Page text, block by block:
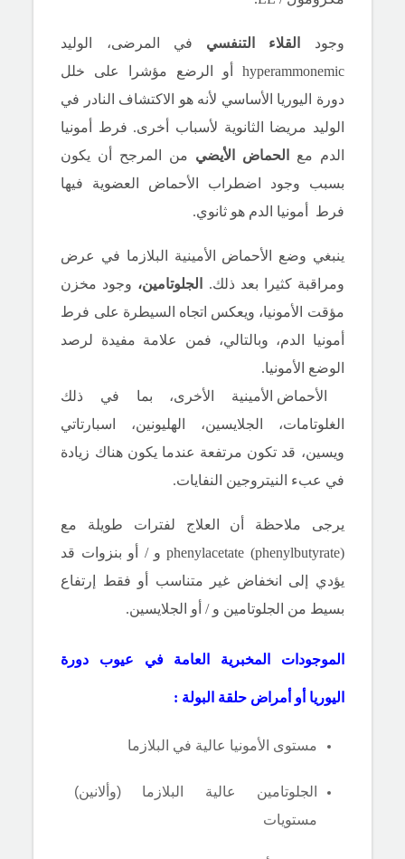
وجود القلاء التنفسي
في المرضى، الوليد
hyperammonemic أو الرضع مؤشرا على خلل
دورة اليوريا الأساسي لأنه هو الاكتشاف النادر في
الوليد مريضا الثانوية لأسباب أخرى. فرط أمونيا
الدم مع
الحماض الأيضي من المرجح أن يكون
بسبب وجود اضطراب الأحماض العضوية فيها
فرط
أمونيا الدم هو ثانوي.
ينبغي وضع الأحماض الأمينية البلازما في عرض
ومراقبة كثيرا بعد ذلك.
الجلوتامين، وجود مخزن
مؤقت الأمونيا، ويعكس اتجاه السيطرة على فرط
أمونيا الدم، وبالتالي، فمن علامة مفيدة لرصد
الوضع الأمونيا.
الأحماض الأمينية الأخرى، بما في ذلك
الغلوتامات، الجلايسين، الهليونين، اسبارتاتي
ويسين، قد تكون مرتفعة عندما يكون هناك زيادة
في عبء النيتروجين النفايات.
يرجى ملاحظة أن العلاج لفترات طويلة مع
phenylacetate (phenylbutyrate) و / أو بنزوات قد
يؤدي إلى انخفاض غير متناسب أو فقط إرتفاع
بسيط من الجلوتامين و / أو الجلايسين.
الموجودات المخبرية العامة في عيوب دورة
اليوريا أو أمراض حلقة البولة :
مستوى الأمونيا عالية في البلازما
الجلوتامين عالية البلازما (وألانين)
مستويات